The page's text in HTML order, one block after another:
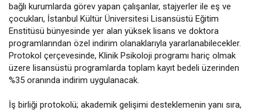
bağlı kurumlarda görev yapan çalışanlar, stajyerler ile eş ve
çocukları, İstanbul Kültür Üniversitesi Lisansüstü Eğitim
Enstitüsü bünyesinde yer alan yüksek lisans ve doktora
programlarından özel indirim olanaklarıyla yararlanabilecekler.
Protokol çerçevesinde, Klinik Psikoloji programı hariç olmak
üzere lisansüstü programlarda toplam kayıt bedeli üzerinden
%35 oranında indirim uygulanacak.
İş birliği protokolü; akademik gelişimi desteklemenin yanı sıra,